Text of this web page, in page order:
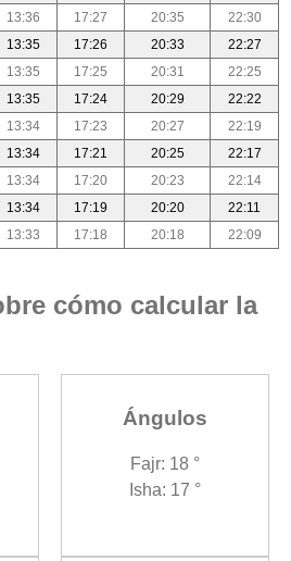
13:36 17:27 20:35
22:30
13:35 17:26 20:33
22:27
13:35 17:25 20:31
22:25
13:35 17:24 20:29
22:22
13:34 17:23 20:27
22:19
13:34 17:21 20:25
22:17
13:34 17:20 20:23
22:14
13:34 17:19 20:20
22:11
13:33 17:18 20:18 22:09
cómo calcular la
Ángulos
Fajr: 18 °
Isha: 17 °